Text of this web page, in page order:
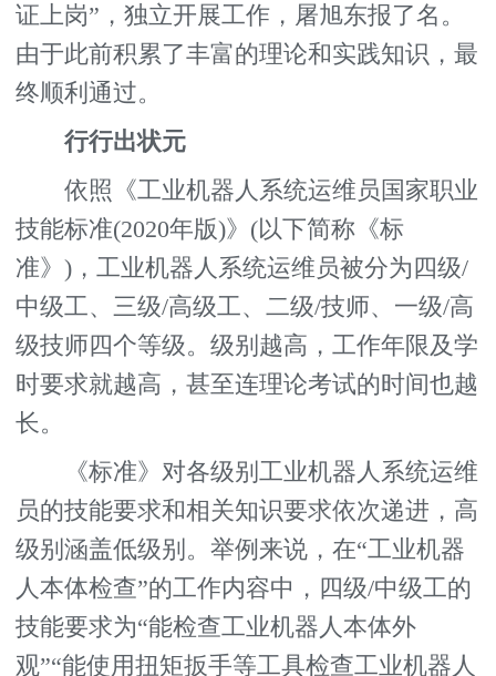
证上岗”，独立开展工作，屠旭东报了名。
由于此前积累了丰富的理论和实践知识，最
终顺利通过。
行行出状元
依照《工业机器人系统运维员国家职业
技能标准(2020年版)》(以下简称《标
准》)，工业机器人系统运维员被分为四级/
中级工、三级/高级工、二级/技师、一级/高
级技师四个等级。级别越高，工作年限及学
时要求就越高，甚至连理论考试的时间也越
长。
《标准》对各级别工业机器人系统运维
员的技能要求和相关知识要求依次递进，高
级别涵盖低级别。举例来说，在“工业机器
人本体检查”的工作内容中，四级/中级工的
技能要求为“能检查工业机器人本体外
观”“能使用扭矩扳手等工具检查工业机器人